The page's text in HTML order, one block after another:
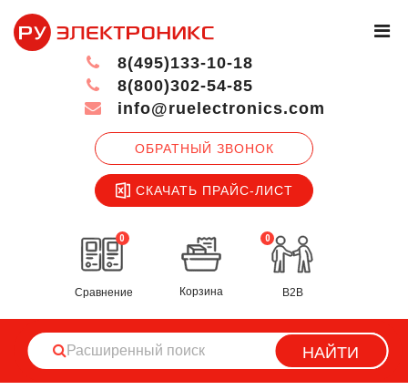
ОБРАТНЫЙ ЗВОНОК
СКАЧАТЬ ПРАЙС-ЛИСТ
8(495)133-10-18
8(800)302-54-85
info@ruelectronics.com
0
Сравнение
0
Корзина B2B
НАЙТИ